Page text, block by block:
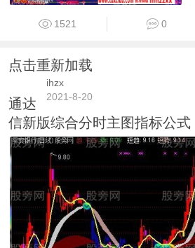
1521 0
点击重新加载
ihzx
2021-8-20
通达
信新版综合分时主图指标公式